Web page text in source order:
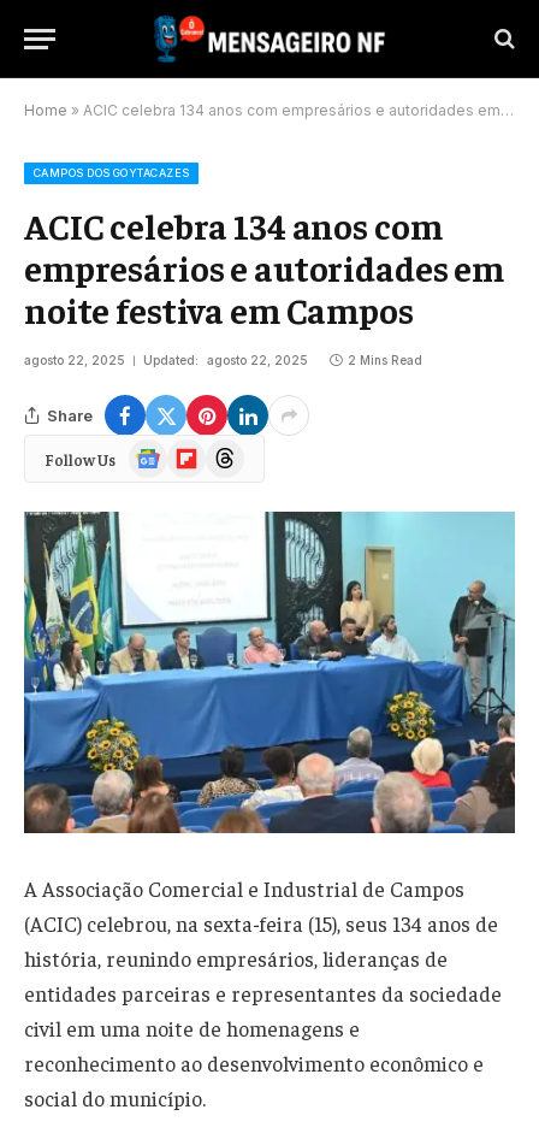
Home » ACIC celebra 134 anos com empresários e autoridades em noite festiva em Campos
CAMPOS DOS GOYTACAZES
ACIC celebra 134 anos com
empresários e autoridades em
noite festiva em Campos
agosto 22, 2025 Updated: agosto 22, 2025 2 Mins Read
Share
Follow Us
Google
News
FlipboardThreads
A Associação Comercial e Industrial de Campos
(ACIC) celebrou, na sexta-feira (15), seus 134 anos de
história, reunindo empresários, lideranças de
entidades parceiras e representantes da sociedade
civil em uma noite de homenagens e
reconhecimento ao desenvolvimento econômico e
social do município.